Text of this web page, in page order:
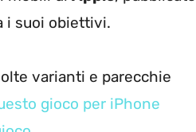
i suoi obiettivi.
varianti e parecchie
gioco per iPhone